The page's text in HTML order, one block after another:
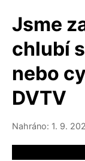
Jsme
chlubí
nebo
DVTV
Nahráno: 1. 9.